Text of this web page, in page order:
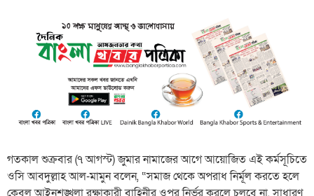
​গতকাল শুক্রবার (৭ আগস্ট) জুমার নামাজের আগে আয়োজিত এই কর্মসূচিতে
ওসি আবদুল্লাহ আল-মামুন বলেন, “সমাজ থেকে অপরাধ নির্মূল করতে হলে